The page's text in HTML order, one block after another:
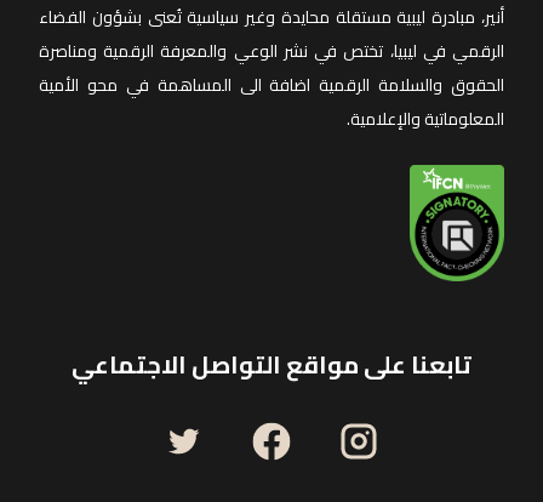
أنير، مبادرة ليبية مستقلة محايدة وغير سياسية تُعنى بشؤون الفضاء
الرقمي في ليبيا، تختص في نشر الوعي والمعرفة الرقمية ومناصرة
الحقوق والسلامة الرقمية اضافة الى المساهمة في محو الأمية
المعلوماتية والإعلامية.
تابعنا على مواقع التواصل الاجتماعي